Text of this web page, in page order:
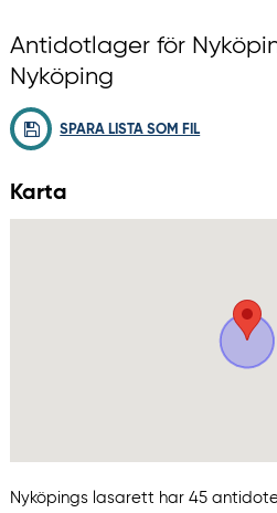
Antidotlager för
Nyköping
SPARA LISTA SOM FIL
Karta
Nyköpings lasarett har 45